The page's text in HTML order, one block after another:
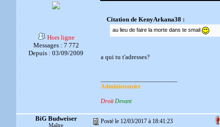
Hors ligne
Messages : 7 772
Depuis : 03/09/2009
Citation de KenyArkana38 :
au lieu de faire la morte dans te smail
a qui tu t'adresses?
Administratrice
Droit Devant
BiG Budweiser
Maître
Posté le 12/03/2017 à 18:41:23